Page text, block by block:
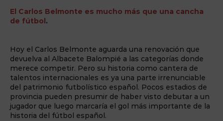
El Carlos Belmonte es mucho más que una cancha
de fútbol.
Hoy el Carlos Belmonte aguarda una renovación que
devuelva al Albacete Balompié a las categorías donde
merece competir. Pero su historia como cantera de
talentos internacionales es ya una parte irrenunciable
del patrimonio futbolístico español. Pocos estadios de
provincia pueden presumir de haber visto debutar a un
jugador que luego marcaría el gol más importante de la
historia del fútbol español.